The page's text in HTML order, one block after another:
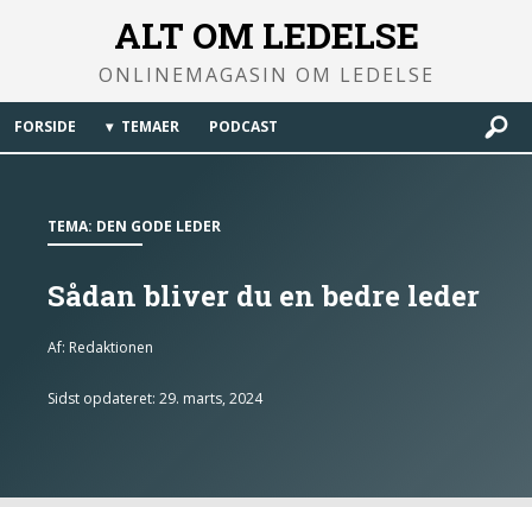
ALT OM LEDELSE
ONLINEMAGASIN OM LEDELSE
FORSIDE TEMAER PODCAST
TEMA: DEN GODE LEDER
Sådan bliver du en bedre leder
Af: Redaktionen
Sidst opdateret: 29. marts, 2024